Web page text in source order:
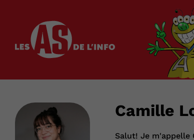
Camille
Salut! Je m'appelle